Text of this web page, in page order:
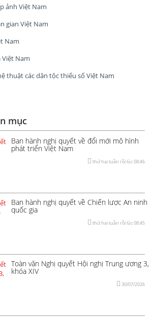
ảnh Việt Nam
gian Việt Nam
Nam
Việt Nam
thuật các dân tộc thiểu số Việt Nam
mục
Ban hành nghị quyết về đổi mới mô hình
phát triển Việt Nam
thứ hai tuần rồi lúc 08:46
Ban hành nghị quyết về Chiến lược An ninh
quốc gia
thứ hai tuần rồi lúc 08:45
Toàn văn Nghị quyết Hội nghị Trung ương 3,
khóa XIV
30/07/2026